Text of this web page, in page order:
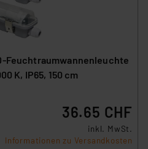
Feuchtraumwannenleuchte
K, IP65, 150 cm
36.65 CHF
inkl. MwSt.
Informationen zu Versandkosten